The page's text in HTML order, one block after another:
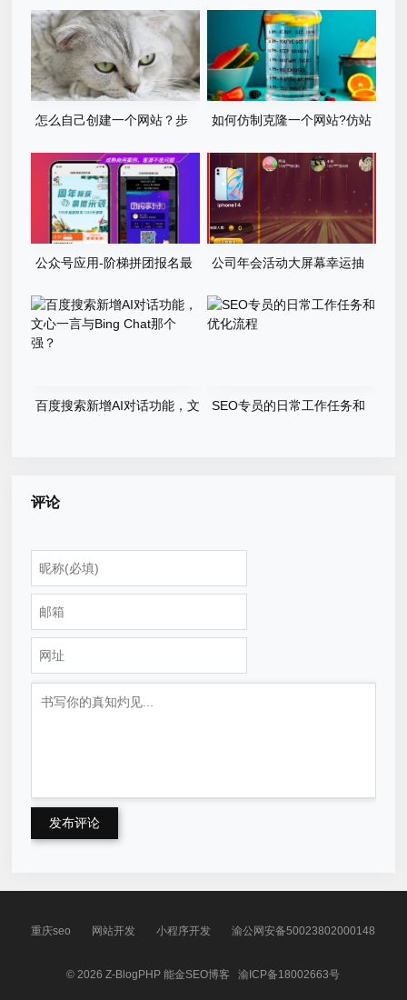
怎么自己创建一个网站？步
如何仿制克隆一个网站?仿站
公众号应用-阶梯拼团报名最
公司年会活动大屏幕幸运抽
百度搜索新增AI对话功能，文
SEO专员的日常工作任务和
评论
发布评论
重庆seo 网站开发 小程序开发 渝公网安备50023802000148
© 2026Z-BlogPHP 能金SEO博客渝ICP备18002663号